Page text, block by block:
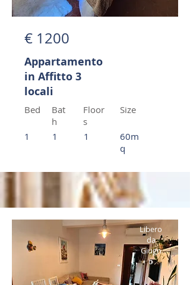
€ 1200
Appartamento
in Affitto 3
locali
Bed
1
Bat
h
1
Floor
s
1
Size
60m
q
Libero
da
Giugn
o